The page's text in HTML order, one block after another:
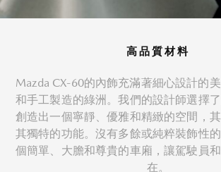
高品質材料
Mazda CX-60的內飾充滿著細心設計的
和手工製造的綠洲。我們的設計師選擇
創造出一個寧靜、優雅和精緻的空間，
其獨特的功能。沒有多餘或純粹裝飾性
個簡單、大膽和尊貴的車廂，讓駕駛員
在。